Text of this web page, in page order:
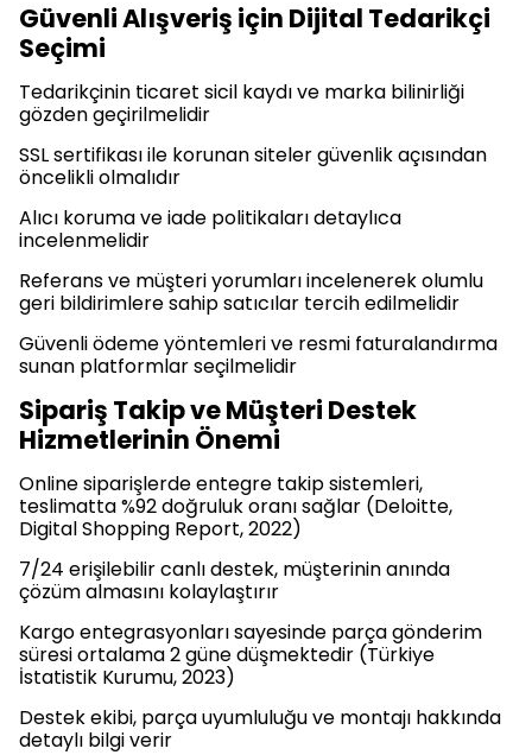
Güvenli Alışveriş için Dijital Tedarikçi
Seçimi
Tedarikçinin ticaret sicil kaydı ve marka bilinirliği
gözden geçirilmelidir
SSL sertifikası ile korunan siteler güvenlik açısından
öncelikli olmalıdır
Alıcı koruma ve iade politikaları detaylıca
incelenmelidir
Referans ve müşteri yorumları incelenerek olumlu
geri bildirimlere sahip satıcılar tercih edilmelidir
Güvenli ödeme yöntemleri ve resmi faturalandırma
sunan platformlar seçilmelidir
Sipariş Takip ve Müşteri Destek
Hizmetlerinin Önemi
Online siparişlerde entegre takip sistemleri,
teslimatta %92 doğruluk oranı sağlar (Deloitte,
Digital Shopping Report, 2022)
7/24 erişilebilir canlı destek, müşterinin anında
çözüm almasını kolaylaştırır
Kargo entegrasyonları sayesinde parça gönderim
süresi ortalama 2 güne düşmektedir (Türkiye
İstatistik Kurumu, 2023)
Destek ekibi, parça uyumluluğu ve montajı hakkında
detaylı bilgi verir